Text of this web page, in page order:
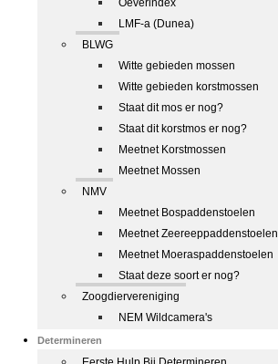
Oeverindex
LMF-a (Dunea)
BLWG
Witte gebieden mossen
Witte gebieden korstmossen
Staat dit mos er nog?
Staat dit korstmos er nog?
Meetnet Korstmossen
Meetnet Mossen
NMV
Meetnet Bospaddenstoelen
Meetnet Zeereeppaddenstoelen
Meetnet Moeraspaddenstoelen
Staat deze soort er nog?
Zoogdiervereniging
NEM Wildcamera's
Determineren